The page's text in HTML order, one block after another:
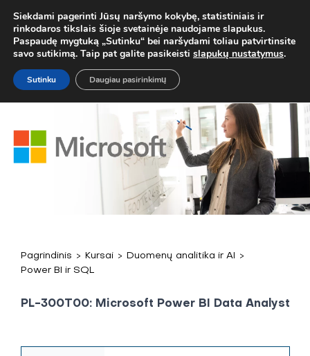
TEL. +37067579127 ARBA EL. P. MOKYMAI@BKA.LT
Pagrindinis > Kursai > Duomenų analitika ir AI >
Power BI ir SQL
PL-300T00: Microsoft Power BI Data Analyst
Siekdami pagerinti Jūsų naršymo kokybę, statistiniais ir
rinkodaros tikslais šioje svetainėje naudojame slapukus.
Paspaudę mygtuką „Sutinku“ bei naršydami toliau patvirtinsite
savo sutikimą. Taip pat galite pasikeisti slapukų nustatymus.
Sutinku Daugiau pasirinkimų